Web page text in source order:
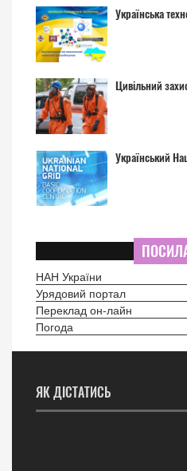
Українська
Цивільний
Український
НАН України
Урядовий портал
Переклад он-лайн
Погода
ЯК ДІСТАТИСЬ